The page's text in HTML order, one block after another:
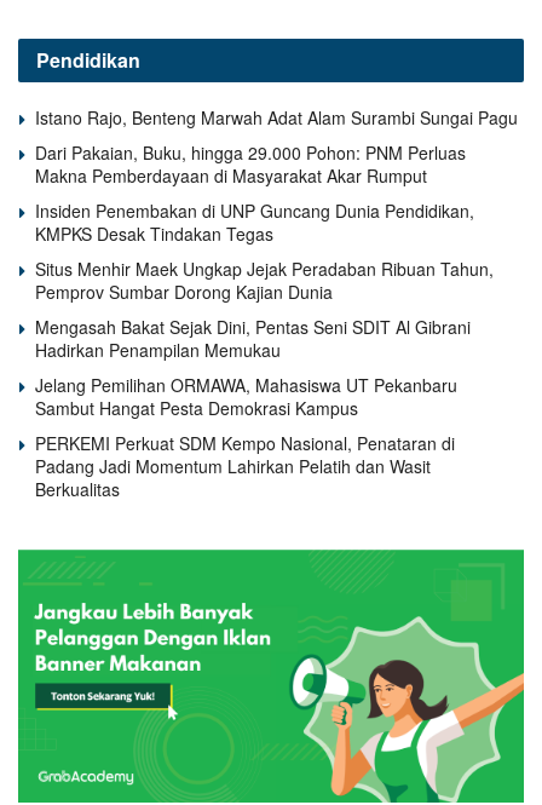
Pendidikan
Istano Rajo, Benteng Marwah Adat Alam Surambi Sungai Pagu
Dari Pakaian, Buku, hingga 29.000 Pohon: PNM Perluas
Makna Pemberdayaan di Masyarakat Akar Rumput
Insiden Penembakan di UNP Guncang Dunia Pendidikan,
KMPKS Desak Tindakan Tegas
Situs Menhir Maek Ungkap Jejak Peradaban Ribuan Tahun,
Pemprov Sumbar Dorong Kajian Dunia
Mengasah Bakat Sejak Dini, Pentas Seni SDIT Al Gibrani
Hadirkan Penampilan Memukau
Jelang Pemilihan ORMAWA, Mahasiswa UT Pekanbaru
Sambut Hangat Pesta Demokrasi Kampus
PERKEMI Perkuat SDM Kempo Nasional, Penataran di
Padang Jadi Momentum Lahirkan Pelatih dan Wasit
Berkualitas